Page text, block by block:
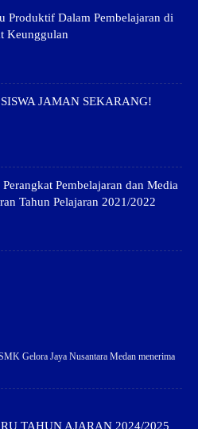
Produktif Dalam Pembelajaran di
Keunggulan
JAMAN SEKARANG!
Pembelajaran dan Media
Tahun Pelajaran 2021/2022
Gelora Jaya Nusantara Medan menerima
TAHUN AJARAN 2024/2025